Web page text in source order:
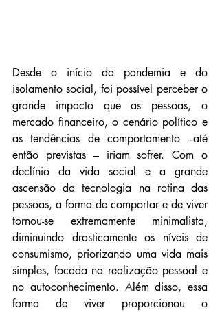
Desde o início da pandemia e do
isolamento social, foi possível perceber o
grande impacto que as pessoas, o
mercado financeiro, o cenário político e
as tendências de comportamento –até
então previstas – iriam sofrer. Com o
declínio da vida social e a grande
ascensão da tecnologia na rotina das
pessoas, a forma de comportar e de viver
tornou-se extremamente minimalista,
diminuindo drasticamente os níveis de
consumismo, priorizando uma vida mais
simples, focada na realização pessoal e
no autoconhecimento. Além disso, essa
forma de viver proporcionou o